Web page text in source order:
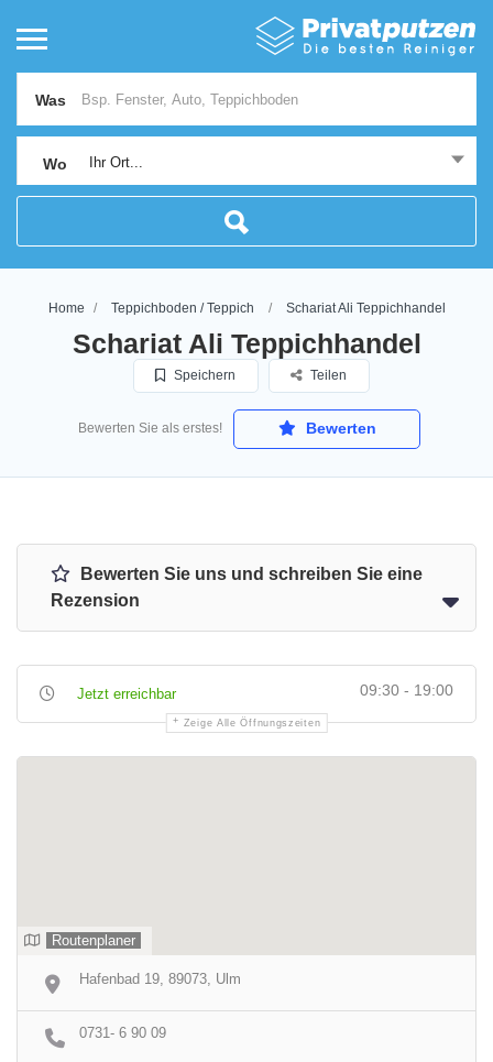
Was
Wo Ihr Ort...
Home Teppichboden / Teppich Schariat Ali Teppichhandel
Schariat Ali Teppichhandel
Speichern Teilen
Bewerten Sie als erstes! Bewerten
Bewerten Sie uns und schreiben Sie eine
Rezension
Jetzt erreichbar 09:30 - 19:00
Zeige Alle Öffnungszeiten
Routenplaner
Hafenbad 19, 89073, Ulm
0731- 6 90 09